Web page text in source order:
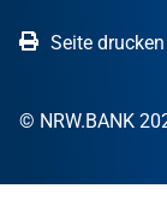
Seite drucken
© NRW.BANK